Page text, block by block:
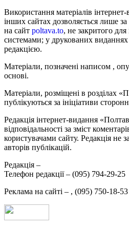
Використання матеріалів
інших сайтах дозволяється лише
на сайт poltava.to, не закритого
системами; у друкованих
редакцією.
Матеріали, позначені написом ,
основі.
Матеріали, розміщені в розділах
публікуються за ініціативи
Редакція інтернет-видання
відповідальності за зміст
користувачами сайту. Редакція не
авторів публікацій.
Редакція –
Телефон редакції – (095) 794-29-25
Реклама на сайті – , (095) 750-18-53